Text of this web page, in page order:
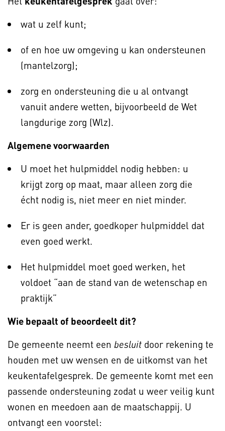
wat u zelf kunt;
of en hoe uw omgeving u kan ondersteunen
(mantelzorg);
zorg en ondersteuning die u al ontvangt
vanuit andere wetten, bijvoorbeeld de Wet
langdurige zorg (Wlz).
Algemene voorwaarden
U moet het hulpmiddel nodig hebben: u
krijgt zorg op maat, maar alleen zorg die
écht nodig is, niet meer en niet minder.
Er is geen ander, goedkoper hulpmiddel dat
even goed werkt.
Het hulpmiddel moet goed werken, het
voldoet “aan de stand van de wetenschap en
praktijk”
Wie bepaalt of beoordeelt dit?
De gemeente neemt een besluit door rekening te
houden met uw wensen en de uitkomst van het
keukentafelgesprek. De gemeente komt met een
passende ondersteuning zodat u weer veilig kunt
wonen en meedoen aan de maatschappij. U
ontvangt een voorstel: